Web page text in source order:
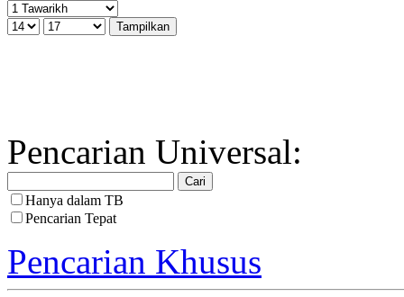
Pencarian Universal:
Hanya dalam TB
Pencarian Tepat
Pencarian Khusus